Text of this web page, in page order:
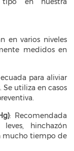
en varios niveles
medidos en
para aliviar
Se utiliza en casos
: Recomendada
hinchazón
mucho tiempo de